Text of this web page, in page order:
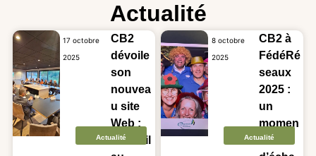
Actualité
Actualité
17 octobre
2025
CB2
dévoile
son
nouvea
u site
Web :
un outil
Actualité
8 octobre
2025
CB2 à
FédéRé
seaux
2025 :
un
momen
t